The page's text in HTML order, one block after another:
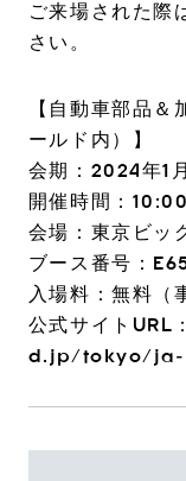
ご来場された際
さい。
【自動車部品＆
ールド内）】
会期：2024年1
開催時間：
会場：東京ビッ
ブース番号：
入場料：無料（
公式サイトURL：
d.jp/tokyo/ja-